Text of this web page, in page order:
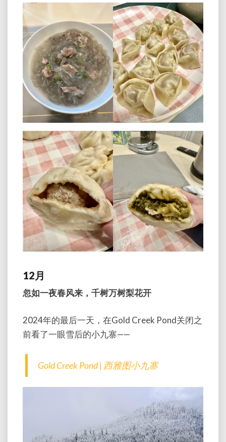
12月
忽如一夜春风来，千树万树梨花开
2024年的最后一天，在Gold Creek Pond关闭之
前看了一眼雪后的小九寨——
Gold Creek Pond | 西雅图小九寨